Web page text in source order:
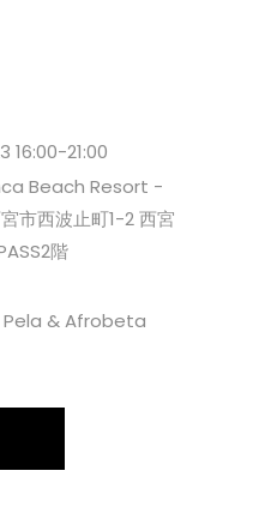
16:00-21:00
Beach Resort -
市西波止町1-2 西宮
階
Pela & Afrobeta